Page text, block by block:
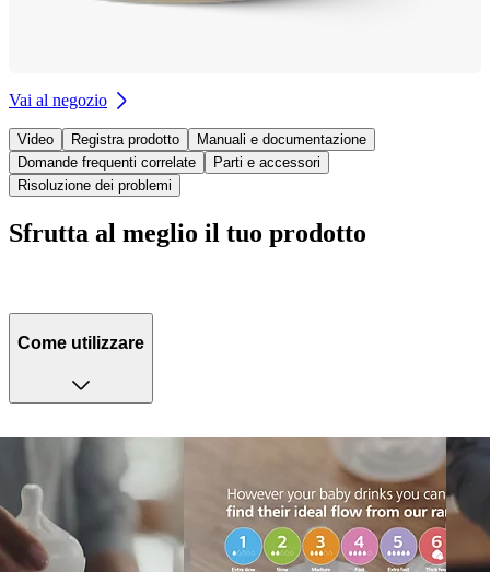
Vai al negozio
Video Registra prodotto
Manuali e documentazione
Domande frequenti correlate
Parti e accessori
Risoluzione dei problemi
Sfrutta al meglio il tuo prodotto
Come utilizzare